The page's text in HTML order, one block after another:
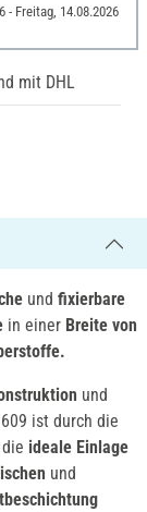
- Freitag, 14.08.2026
mit DHL
und fixierbare
in einer Breite von
und
ist durch die
ideale Einlage
und